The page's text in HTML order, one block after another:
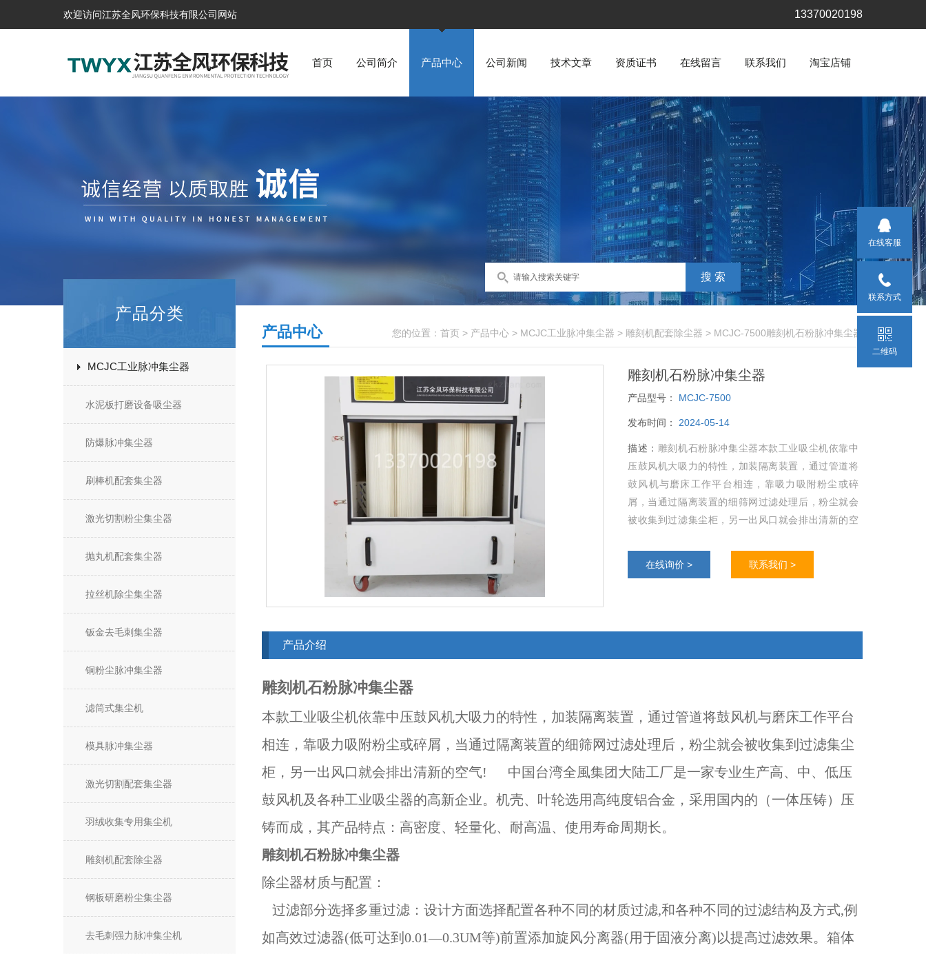
欢迎访问江苏全风环保科技有限公司网站 13370020198
首页 公司简介 产品中心 公司新闻 技术文章 资质证书 在线留言 联系我们 淘宝店铺
产品分类
MCJC工业脉冲集尘器
水泥板打磨设备吸尘器
防爆脉冲集尘器
刷棒机配套集尘器
激光切割粉尘集尘器
抛丸机配套集尘器
拉丝机除尘集尘器
钣金去毛刺集尘器
铜粉尘脉冲集尘器
滤筒式集尘机
模具脉冲集尘器
激光切割配套集尘器
羽绒收集专用集尘机
雕刻机配套除尘器
钢板研磨粉尘集尘器
去毛刺强力脉冲集尘机
您的位置： 首页 > 产品中心 > MCJC工业脉冲集尘器 > 雕刻机配套除尘器 > MCJC-7500雕刻机石粉脉冲集尘器
产品中心
雕刻机石粉脉冲集尘器
产品型号： MCJC-7500
发布时间： 2024-05-14
描述： 雕刻机石粉脉冲集尘器本款工业吸尘机依靠中
压鼓风机大吸力的特性，加装隔离装置，通过管道将
鼓风机与磨床工作平台相连，靠吸力吸附粉尘或碎
屑，当通过隔离装置的细筛网过滤处理后，粉尘就会
被收集到过滤集尘柜，另一出风口就会排出清新的空
在线询价 > 联系我们 >
产品介绍
雕刻机石粉脉冲集尘器
本款工业吸尘机依靠中压鼓风机大吸力的特性，加装隔离装置，通过管道将鼓风机与磨床工作平台
相连，靠吸力吸附粉尘或碎屑，当通过隔离装置的细筛网过滤处理后，粉尘就会被收集到过滤集尘
柜，另一出风口就会排出清新的空气! 中国台湾全風集团大陆工厂是一家专业生产高、中、低压
鼓风机及各种工业吸尘器的高新企业。机壳、叶轮选用高纯度铝合金，采用国内的（一体压铸）压
铸而成，其产品特点：高密度、轻量化、耐高温、使用寿命周期长。
雕刻机石粉脉冲集尘器
除尘器材质与配置：
过滤部分选择多重过滤：设计方面选择配置各种不同的材质过滤,和各种不同的过滤结构及方式,例
如高效过滤器(低可达到0.01—0.3UM等)前置添加旋风分离器(用于固液分离)以提高过滤效果。箱体
在线客服
联系方式
二维码